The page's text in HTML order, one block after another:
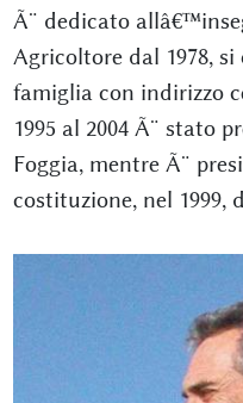
Ã¨ dedicato
Agricoltore dal 1978,
famiglia con indirizzo
1995 al 2004 Ã¨ stato
Foggia, mentre Ã¨
costituzione, nel 1999,